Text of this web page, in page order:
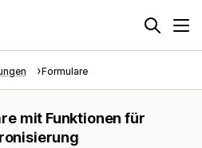
Formulare
mit Funktionen für